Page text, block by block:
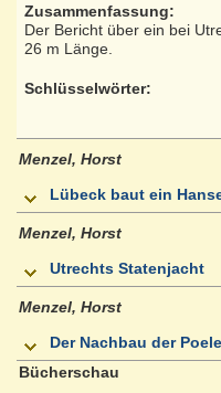
Zusammenfassung:
Der Bericht über ein bei
26 m Länge.
Schlüsselwörter:
Menzel, Horst
Lübeck baut ein
Menzel, Horst
Utrechts Statenjacht
Menzel, Horst
Der Nachbau der
Bücherschau